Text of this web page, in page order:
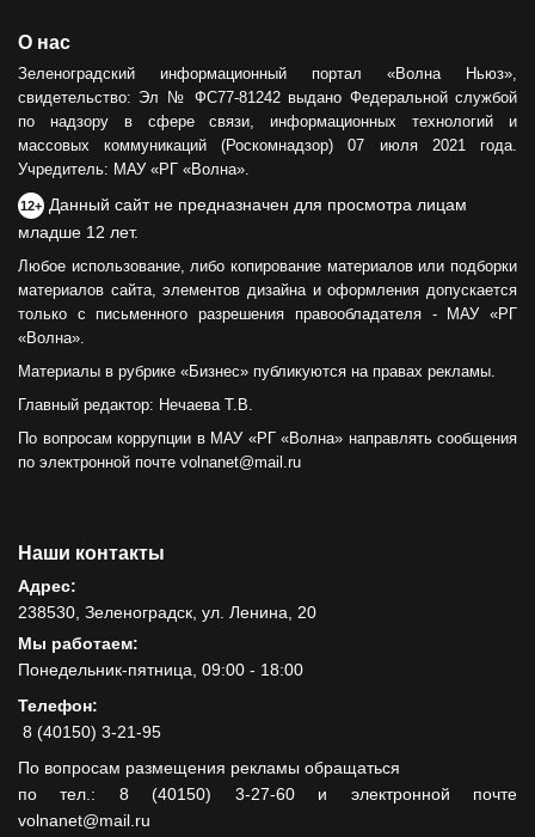
О нас
Зеленоградский информационный портал «Волна Ньюз»,
свидетельство: Эл № ФС77-81242 выдано Федеральной службой
по надзору в сфере связи, информационных технологий и
массовых коммуникаций (Роскомнадзор) 07 июля 2021 года.
Учредитель: МАУ «РГ «Волна».
12+ Данный сайт не предназначен для просмотра лицам
младше 12 лет.
Любое использование, либо копирование материалов или подборки
материалов сайта, элементов дизайна и оформления допускается
только с письменного разрешения правообладателя - МАУ «РГ
«Волна».
Материалы в рубрике «Бизнес» публикуются на правах рекламы.
Главный редактор: Нечаева Т.В.
По вопросам коррупции в МАУ «РГ «Волна» направлять сообщения
по электронной почте volnanet@mail.ru
Наши контакты
Адрес:
238530, Зеленоградск, ул. Ленина, 20
Мы работаем:
Понедельник-пятница, 09:00 - 18:00
Телефон:
8 (40150) 3-21-95
По вопросам размещения рекламы обращаться
по тел.: 8 (40150) 3-27-60 и электронной почте
volnanet@mail.ru